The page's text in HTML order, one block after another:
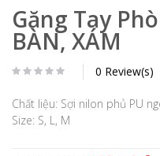
Găng Tay
BÀN, XÁM
0 Review(s)
Chất liệu: Sợi nilon phủ PU
Size: S, L, M